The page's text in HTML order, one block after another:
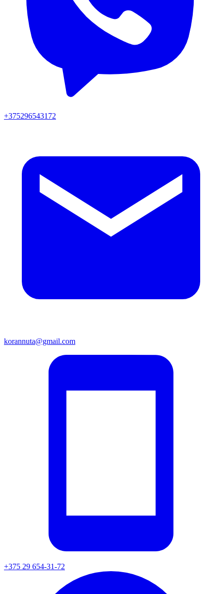
+375296543172
korannuta@gmail.com
+375 29 654-31-72